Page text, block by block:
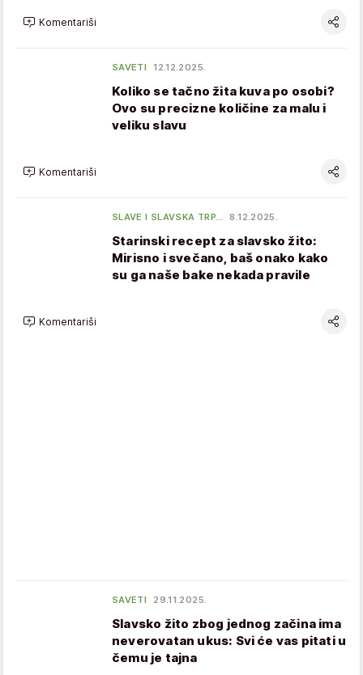
Komentariši
SAVETI 12.12.2025.
Koliko se tačno žita kuva po osobi?
Ovo su precizne količine za malu i
veliku slavu
Komentariši
SLAVE I SLAVSKA TRP… 8.12.2025.
Starinski recept za slavsko žito:
Mirisno i svečano, baš onako kako
su ga naše bake nekada pravile
Komentariši
SAVETI 29.11.2025.
Slavsko žito zbog jednog začina ima
neverovatan ukus: Svi će vas pitati u
čemu je tajna